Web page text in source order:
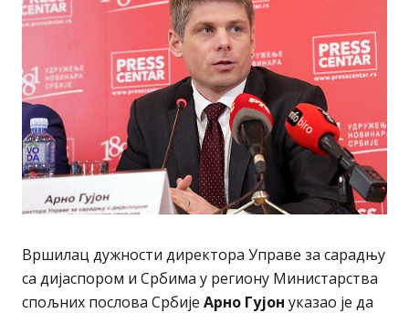
Вршилац дужности директора Управе за сарадњу
са дијаспором и Србима у региону Министарства
спољних послова Србије Арно Гујон указао је да